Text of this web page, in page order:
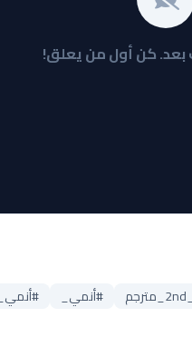
بعد. كن أول من يعلق!
#أنمي_